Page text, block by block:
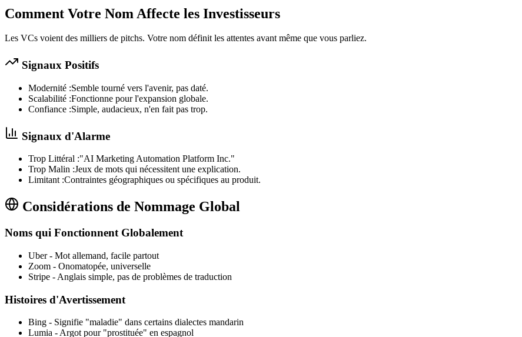
Comment Votre Nom Affecte les Investisseurs
Les VCs voient des milliers de pitchs. Votre nom définit les attentes avant même que vous parliez.
Signaux Positifs
Modernité :Semble tourné vers l'avenir, pas daté.
Scalabilité :Fonctionne pour l'expansion globale.
Confiance :Simple, audacieux, n'en fait pas trop.
Signaux d'Alarme
Trop Littéral :"AI Marketing Automation Platform Inc."
Trop Malin :Jeux de mots qui nécessitent une explication.
Limitant :Contraintes géographiques ou spécifiques au produit.
Considérations de Nommage Global
Noms qui Fonctionnent Globalement
Uber- Mot allemand, facile partout
Zoom - Onomatopée, universelle
Stripe - Anglais simple, pas de problèmes de traduction
Histoires d'Avertissement
Bing - Signifie "maladie" dans certains dialectes mandarin
Lumia - Argot pour "prostituée" en espagnol